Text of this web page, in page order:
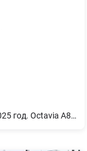
Акционная цена! Автомобиль в наличии! 2025 год. Octavia A8 Selection 1,4 TSI/110 kW 8AQ - Удаленный доступ 3 года - Продление гарантии на 4 года, до 90 000 км - LED головной свет - LED задние комбинированные фонари с анимированными индикаторами - Цифровая панель приборов с расширенными функциями - PARK DISTANCE CONTROL - датчики парковки спереди и сзади - Выбор профиля вождения "DRIVING MODE SELECTION" - «AUTO LIGHT ASSIST» - автоматическое управление дальним светом с датчиком света - Камера заднего вида - Обивка сиденья из ткани - Легкосплавные диски 17 дюймов - Передние сиденья с подогревом - Подогрев лобового стекла Комплектация SELECTION+. Автомобиль доступен на тест-драйв! Ждем Вас на осмотр и ароматный кофе! Возможна покупка в кредит или лизинг, обмен по программе Trade-in.